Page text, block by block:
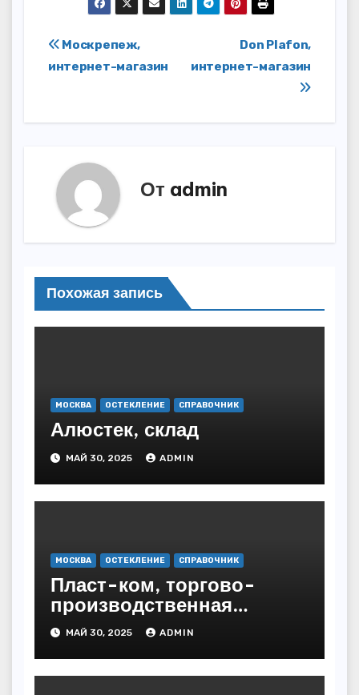
Навигация
по
записям
Don Plafon,
интернет-магазин
Москрепеж,
интернет-магазин
От admin
Похожая запись
МОСКВА ОСТЕКЛЕНИЕ СПРАВОЧНИК
Алюстек, склад
МАЙ 30, 2025 ADMIN
МОСКВА ОСТЕКЛЕНИЕ СПРАВОЧНИК
Пласт-ком, торгово-
производственная
компания
МАЙ 30, 2025 ADMIN